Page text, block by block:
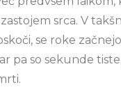
zastojem srca. V
se roke
pa so sekunde